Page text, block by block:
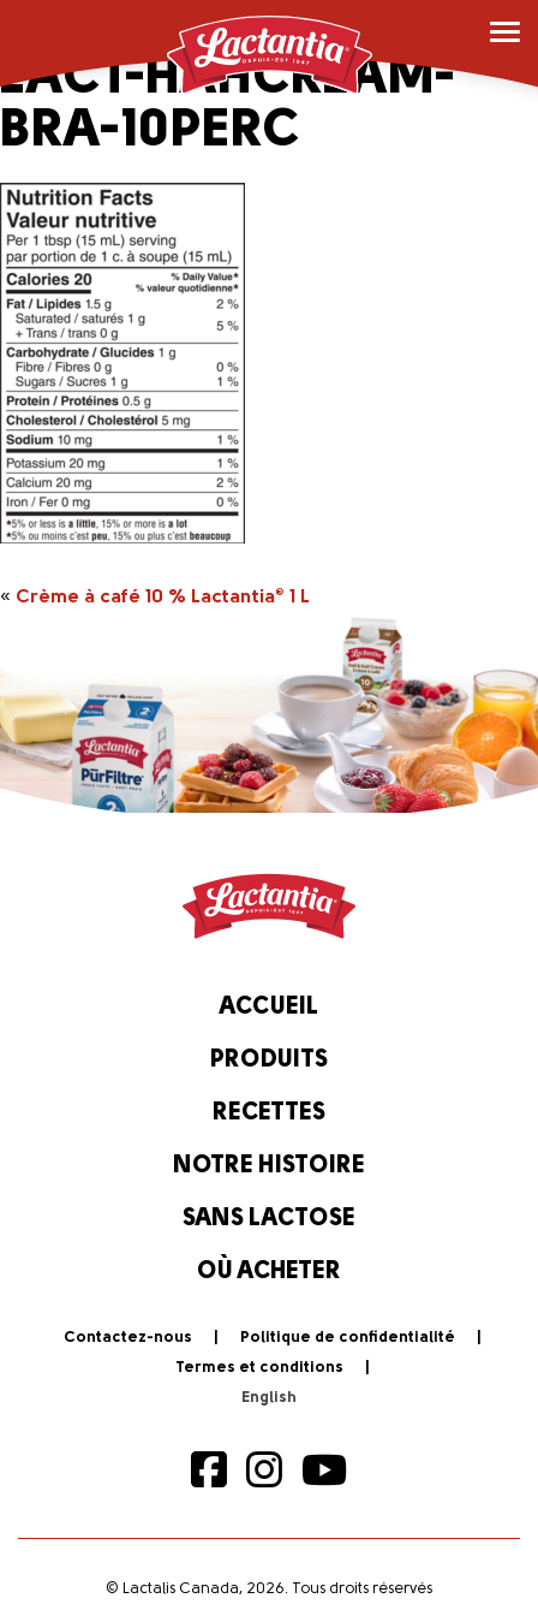
163558_2045065-1L-
LACT-HAHCREAM-
BRA-10PERC
« Crème à café 10 % Lactantia® 1 L
ACCUEIL
PRODUITS
RECETTES
NOTRE HISTOIRE
SANS LACTOSE
OÙ ACHETER
Contactez-nous
Politique de confidentialité
Termes et conditions
© Lactalis Canada, 2026. Tous droits réservés